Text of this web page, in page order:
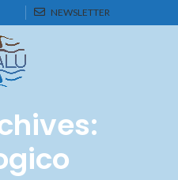
NEWSLETTER